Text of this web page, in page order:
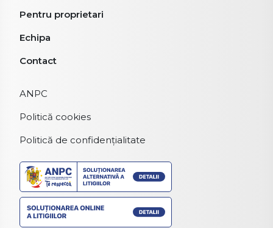
Pentru proprietari
Echipa
Contact
ANPC
Politică cookies
Politică de confidențialitate